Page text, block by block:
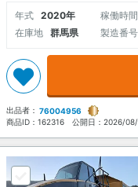
年式 2020年 稼働時間
在庫地
群馬県 製造番号
出品者： 76004956
商品ID： 162316 公開日： 2026/